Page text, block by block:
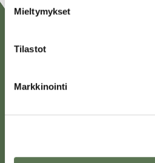
Mieltymykset
Tilastot
Markkinointi